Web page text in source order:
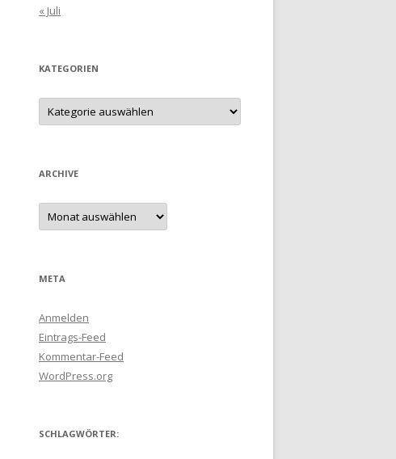
« Juli
KATEGORIEN
Kategorien
ARCHIVE
Archive
META
Anmelden
Eintrags-Feed
Kommentar-Feed
WordPress.org
SCHLAGWÖRTER: